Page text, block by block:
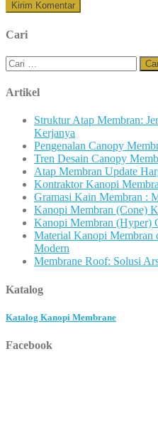
Cari
Cari
untuk:
Artikel
Struktur Atap Membran:
Kerjanya
Pengenalan Canopy
Tren Desain Canopy
Atap Membran Update
Kontraktor Kanopi
Gramasi Kain Membran :
Kanopi Membran (Cone)
Kanopi Membran (Hyper)
Material Kanopi Membran
Modern
Membrane Roof: Solusi
Katalog
Katalog Kanopi Membrane
Facebook